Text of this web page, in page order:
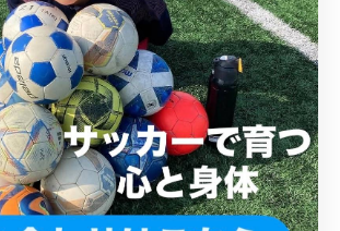
一覧に戻る 次のページ >
カテゴリー Categories
全てのカテゴリー
キッズ